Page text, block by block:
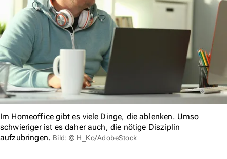
Im Homeoffice gibt es viele Dinge, die ablenken. Umso
schwieriger ist es daher auch, die nötige Disziplin
aufzubringen. Bild: © H_Ko/AdobeStock